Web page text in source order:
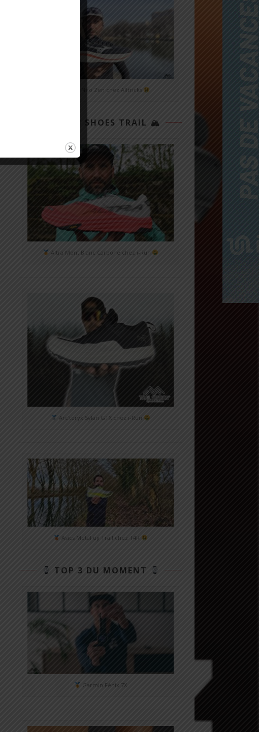
Mizuno Neo Zen chez Alltricks
TOP 3 SHOES TRAIL 🏔
Altra Mont Blanc Carbone chez i-Run
Arc'teryx Sylan GTX chez i-Run
Asics MetaFuji Trail chez T4R
TOP 3 DU MOMENT
Garmin Fénix 7X